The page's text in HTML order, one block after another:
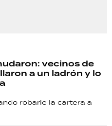
vecinos de
a un ladrón y lo
robarle la cartera a